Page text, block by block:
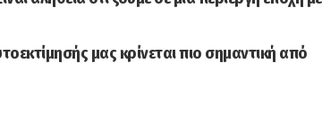
μας κρίνεται πιο σημαντική από